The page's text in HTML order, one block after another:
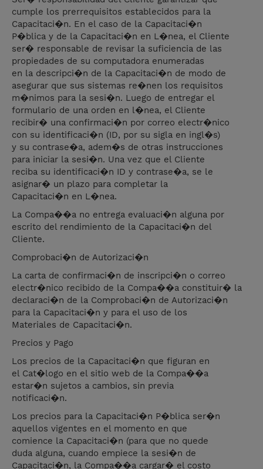
cumple los prerrequisitos establecidos para la
Capacitaci�n. En el caso de la Capacitaci�n
P�blica y de la Capacitaci�n en L�nea, el Cliente
ser� responsable de revisar la suficiencia de las
propiedades de su computadora enumeradas
en la descripci�n de la Capacitaci�n de modo de
asegurar que sus sistemas re�nen los requisitos
m�nimos para la sesi�n. Luego de entregar el
formulario de una orden en l�nea, el Cliente
recibir� una confirmaci�n por correo electr�nico
con su identificaci�n (ID, por su sigla en ingl�s)
y su contrase�a, adem�s de otras instrucciones
para iniciar la sesi�n. Una vez que el Cliente
reciba su identificaci�n ID y contrase�a, se le
asignar� un plazo para completar la
Capacitaci�n en L�nea.
La Compa��a no entrega evaluaci�n alguna por
escrito del rendimiento de la Capacitaci�n del
Cliente.
Comprobaci�n de Autorizaci�n
La carta de confirmaci�n de inscripci�n o correo
electr�nico recibido de la Compa��a constituir� la
declaraci�n de la Comprobaci�n de Autorizaci�n
para la Capacitaci�n y para el uso de los
Materiales de Capacitaci�n.
Precios y Pago
Los precios de la Capacitaci�n que figuran en
el Cat�logo en el sitio web de la Compa��a
estar�n sujetos a cambios, sin previa
notificaci�n.
Los precios para la Capacitaci�n P�blica ser�n
aquellos vigentes en el momento en que
comience la Capacitaci�n (para que no quede
duda alguna, cuando empiece la sesi�n de
Capacitaci�n, la Compa��a cargar� el costo